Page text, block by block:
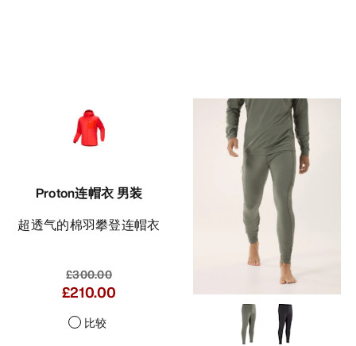
Proton连帽衣 男装
超透气的棉羽攀登连帽衣
£300.00
£210.00
比较